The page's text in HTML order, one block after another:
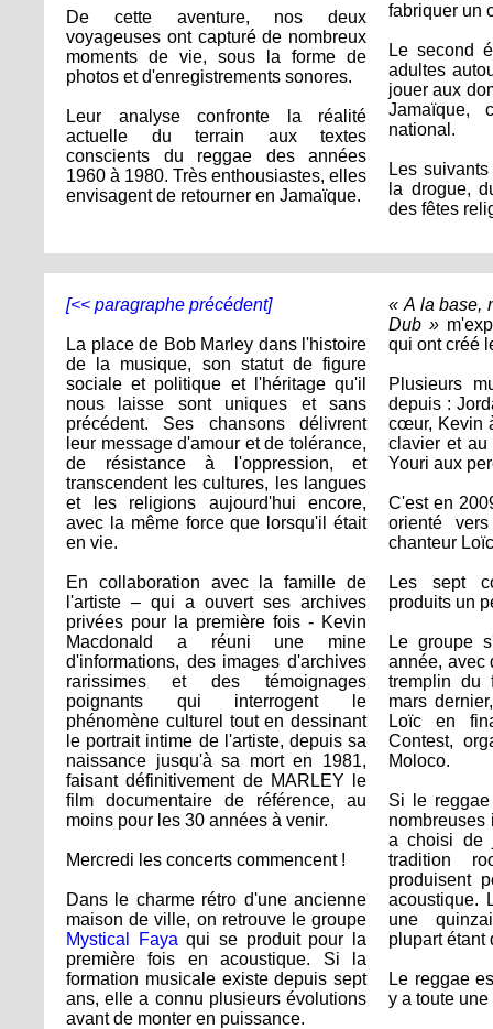
De cette aventure, nos deux
voyageuses ont capturé de nombreux
moments de vie, sous la forme de
photos et d'enregistrements sonores.
Leur analyse confronte la réalité
actuelle du terrain aux textes
conscients du reggae des années
1960 à 1980. Très enthousiastes, elles
envisagent de retourner en Jamaïque.
fabriquer un
Le second
adultes
jouer aux
Jamaïque,
national.
Les
la drogue,
des fêtes
[<< paragraphe précédent]
La place de Bob Marley dans l'histoire
de la musique, son statut de figure
sociale et politique et l'héritage qu'il
nous laisse sont uniques et sans
précédent. Ses chansons délivrent
leur message d'amour et de tolérance,
de résistance à l'oppression, et
transcendent les cultures, les langues
et les religions aujourd'hui encore,
avec la même force que lorsqu'il était
en vie.
En collaboration avec la famille de
l'artiste – qui a ouvert ses archives
privées pour la première fois - Kevin
Macdonald a réuni une mine
d'informations, des images d'archives
rarissimes et des témoignages
poignants qui interrogent le
phénomène culturel tout en dessinant
le portrait intime de l'artiste, depuis sa
naissance jusqu'à sa mort en 1981,
faisant définitivement de MARLEY le
film documentaire de référence, au
moins pour les 30 années à venir.
Mercredi les concerts commencent !
Dans le charme rétro d'une ancienne
maison de ville, on retrouve le groupe
Mystical Faya qui se produit pour la
première fois en acoustique. Si la
formation musicale existe depuis sept
ans, elle a connu plusieurs évolutions
avant de monter en puissance.
« A la base,
Dub »
qui ont créé
Plusieurs
depuis :
cœur, Kevin
clavier et
Youri aux
C'est en
orienté
chanteur
Les sept
produits un
Le groupe
année, avec
tremplin du
mars
Loïc en
Contest,
Moloco.
Si le
nombreuses
a choisi de
tradition
produisent
acoustique.
une
plupart étant
Le reggae
y a toute